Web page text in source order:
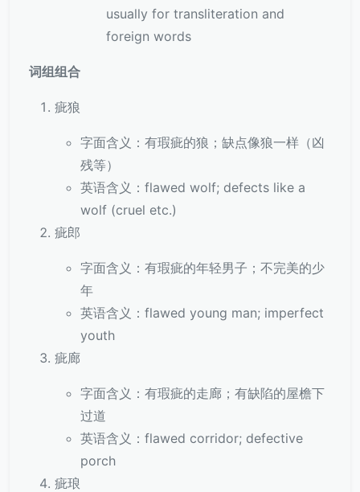
usually for transliteration and
foreign words
词组组合
疵狼
字面含义：有瑕疵的狼；缺点像狼一样（凶
残等）
英语含义：flawed wolf; defects like a
wolf (cruel etc.)
疵郎
字面含义：有瑕疵的年轻男子；不完美的少
年
英语含义：flawed young man; imperfect
youth
疵廊
字面含义：有瑕疵的走廊；有缺陷的屋檐下
过道
英语含义：flawed corridor; defective
porch
疵琅